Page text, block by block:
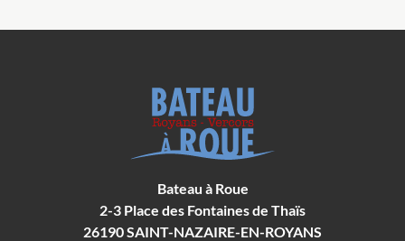
Bateau à Roue
2-3 Place des Fontaines de Thaïs
26190SAINT-NAZAIRE-EN-ROYANS